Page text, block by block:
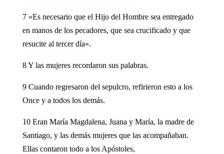
7 «Es necesario que el Hijo del Hombre sea entregado
en manos de los pecadores, que sea crucificado y que
resucite al tercer día».
8 Y las mujeres recordaron sus palabras.
9 Cuando regresaron del sepulcro, refirieron esto a los
Once y a todos los demás.
10 Eran María Magdalena, Juana y María, la madre de
Santiago, y las demás mujeres que las acompañaban.
Ellas contaron todo a los Apóstoles,